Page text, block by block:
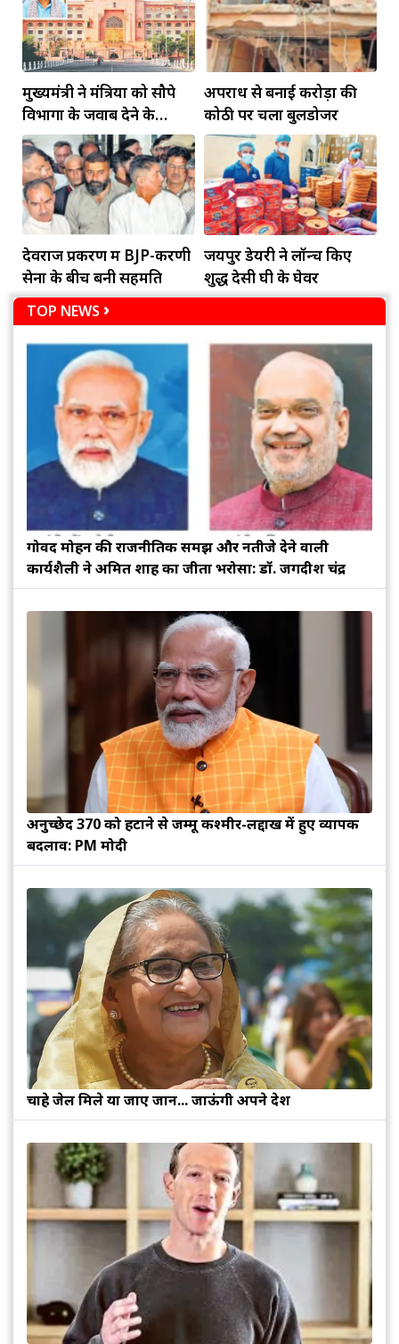
मुख्यमंत्री ने मंत्रियों को सौपे
विभागों के जवाब देने के
दायित्व
अपराध से बनाई करोड़ों की
कोठी पर चला बुलडोजर
देवराज प्रकरण में BJP-करणी
सेना के बीच बनी सहमति
जयपुर डेयरी ने लॉन्च किए
शुद्ध देसी घी के घेवर
TOP NEWS
गोविंद मोहन की राजनीतिक समझ और नतीजे देने वाली
कार्यशैली ने अमित शाह का जीता भरोसा: डॉ. जगदीश चंद्र
अनुच्छेद 370 को हटाने से जम्मू कश्मीर-लद्दाख में हुए व्यापक
बदलाव: PM मोदी
चाहे जेल मिले या जाए जान... जाऊंगी अपने देश